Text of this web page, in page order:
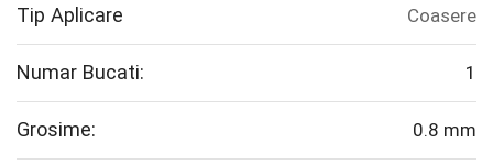
Tip Aplicare Coasere
Numar Bucati: 1
Grosime: 0.8 mm